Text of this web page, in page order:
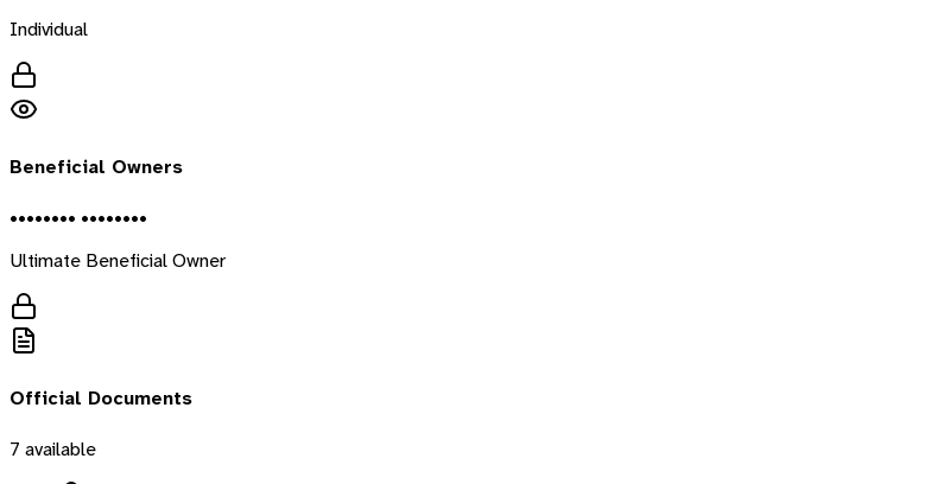
Individual
Beneficial Owners
•••••••• ••••••••
Ultimate Beneficial Owner
Official Documents
7 available